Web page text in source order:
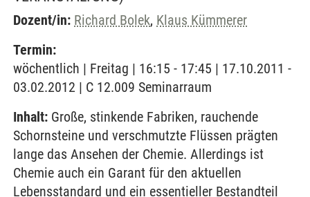
Dozent/in: Richard Bolek, Klaus Kümmerer
Termin:
wöchentlich | Freitag | 16:15 - 17:45 | 17.10.2011 -
03.02.2012 | C 12.009 Seminarraum
Inhalt: Große, stinkende Fabriken, rauchende
Schornsteine und verschmutzte Flüssen prägten
lange das Ansehen der Chemie. Allerdings ist
Chemie auch ein Garant für den aktuellen
Lebensstandard und ein essentieller Bestandteil